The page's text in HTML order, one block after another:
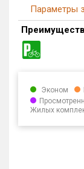
Параметры
Эконом
Жилых